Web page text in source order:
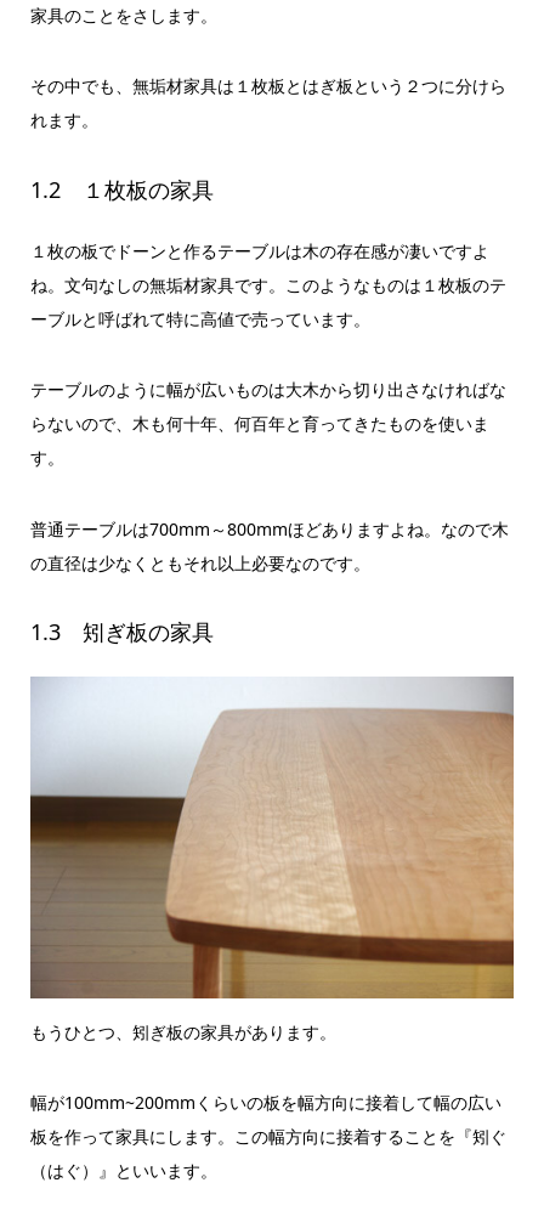
家具のことをさします。
その中でも、無垢材家具は１枚板とはぎ板という２つに分けら
れます。
1.2 １枚板の家具
１枚の板でドーンと作るテーブルは木の存在感が凄いですよ
ね。文句なしの無垢材家具です。このようなものは１枚板のテ
ーブルと呼ばれて特に高値で売っています。
テーブルのように幅が広いものは大木から切り出さなければな
らないので、木も何十年、何百年と育ってきたものを使いま
す。
普通テーブルは700mm～800mmほどありますよね。なので木
の直径は少なくともそれ以上必要なのです。
1.3 矧ぎ板の家具
もうひとつ、矧ぎ板の家具があります。
幅が100mm~200mmくらいの板を幅方向に接着して幅の広い
板を作って家具にします。この幅方向に接着することを『矧ぐ
（はぐ）』といいます。